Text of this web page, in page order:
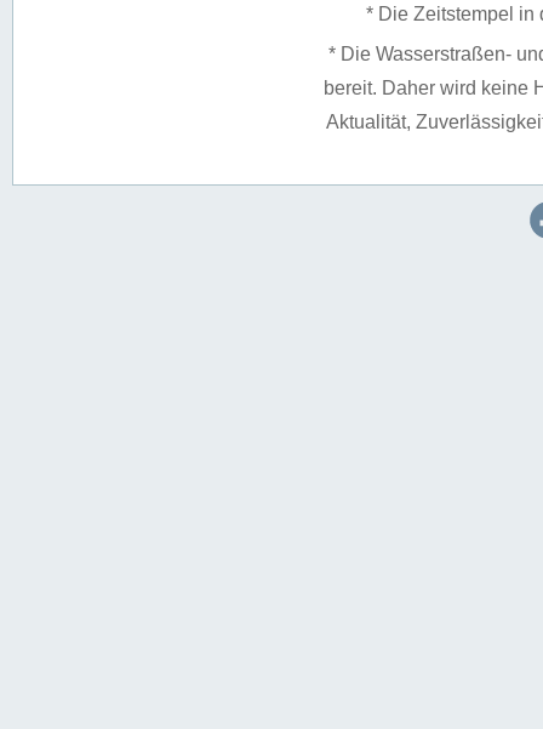
* Die Zeitstempel in
* Die Wasserstraßen-
bereit. Daher wird keine
Aktualität,